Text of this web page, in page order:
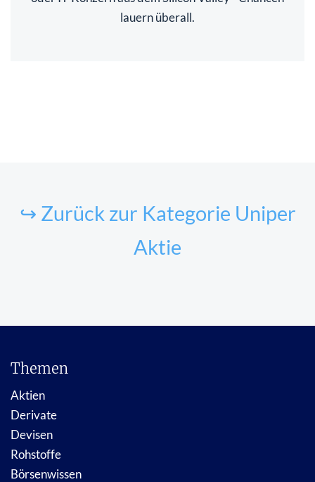
lauern überall.
↪ Zurück zur Kategorie Uniper
Aktie
Themen
Aktien
Derivate
Devisen
Rohstoffe
Börsenwissen